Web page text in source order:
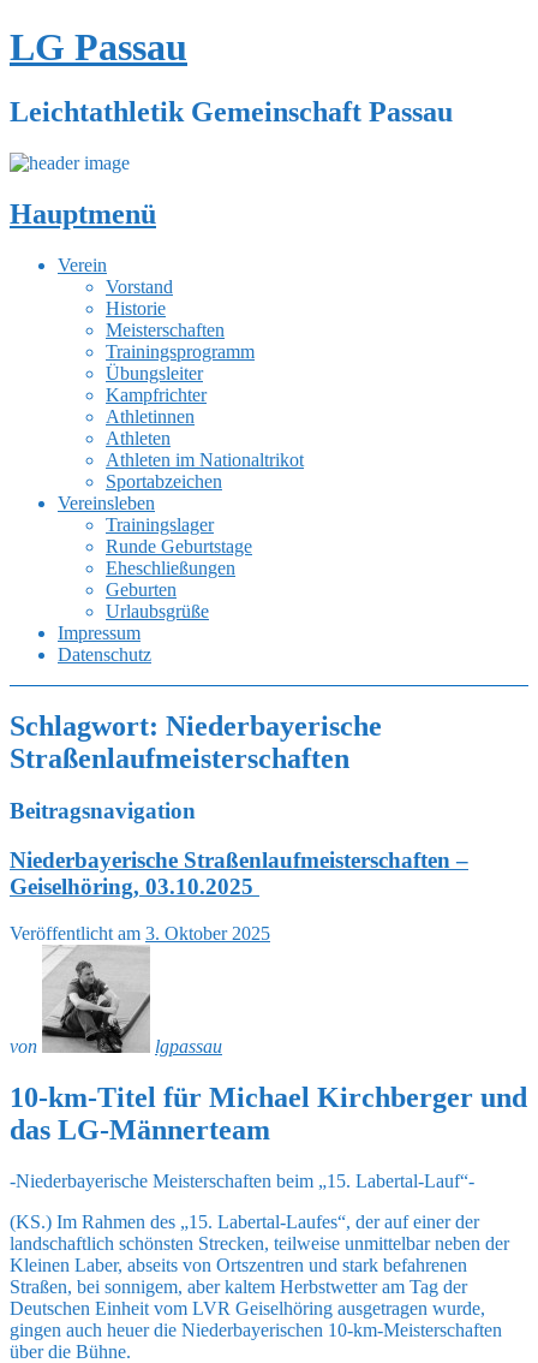
LG Passau
Leichtathletik Gemeinschaft Passau
Hauptmenü
Zum
Verein
Vorstand
Historie
Meisterschaften
Trainingsprogramm
Übungsleiter
Kampfrichter
Athletinnen
Athleten
Athleten im Nationaltrikot
Sportabzeichen
Vereinsleben
Trainingslager
Runde Geburtstage
Eheschließungen
Geburten
Urlaubsgrüße
Impressum
Datenschutz
Schlagwort: Niederbayerische
Straßenlaufmeisterschaften
Beitragsnavigation
Niederbayerische Straßenlaufmeisterschaften –
Geiselhöring, 03.10.2025
Veröffentlicht am 3. Oktober 2025
von lgpassau
10-km-Titel für Michael Kirchberger und
das LG-Männerteam
-Niederbayerische Meisterschaften beim „15. Labertal-Lauf“-
(KS.) Im Rahmen des „15. Labertal-Laufes“, der auf einer der
landschaftlich schönsten Strecken, teilweise unmittelbar neben der
Kleinen Laber, abseits von Ortszentren und stark befahrenen
Straßen, bei sonnigem, aber kaltem Herbstwetter am Tag der
Deutschen Einheit vom LVR Geiselhöring ausgetragen wurde,
gingen auch heuer die Niederbayerischen 10-km-Meisterschaften
über die Bühne.